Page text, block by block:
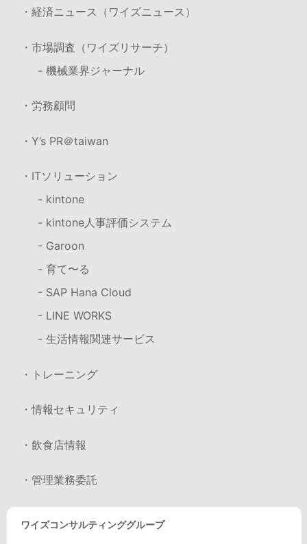
・経済ニュース（ワイズニュース）
・市場調査（ワイズリサーチ）
- 機械業界ジャーナル
・労務顧問
・Y’s PR＠taiwan
・ITソリューション
- kintone
- kintone人事評価システム
- Garoon
- 育て〜る
- SAP Hana Cloud
- LINE WORKS
- 生活情報関連サービス
・トレーニング
・情報セキュリティ
・飲食店情報
・管理業務委託
ワイズコンサルティンググループ